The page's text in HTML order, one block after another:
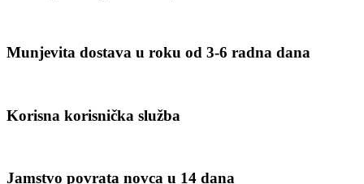
Munjevita dostava u roku od 3-6 radna dana
Korisna korisnička služba
Jamstvo povrata novca u 14 dana